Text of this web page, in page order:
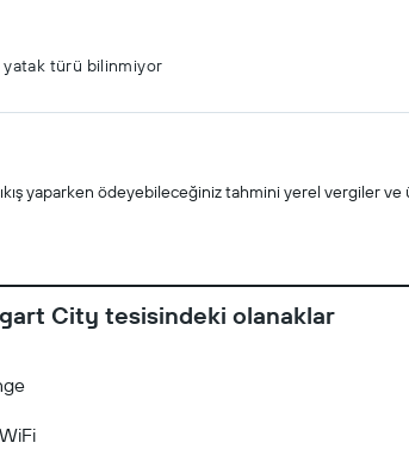
türü bilinmiyor
yaparken ödeyebileceğiniz tahmini yerel vergiler
City tesisindeki olanaklar